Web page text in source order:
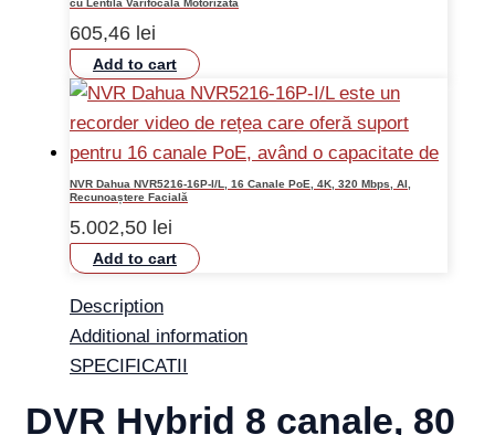
cu Lentilă Varifocală Motorizată
605,46 lei
Add to cart
NVR Dahua NVR5216-16P-I/L, 16 Canale PoE, 4K, 320 Mbps, AI,
Recunoaștere Facială
5.002,50 lei
Add to cart
Description
Additional information
SPECIFICATII
DVR Hybrid 8 canale, 80